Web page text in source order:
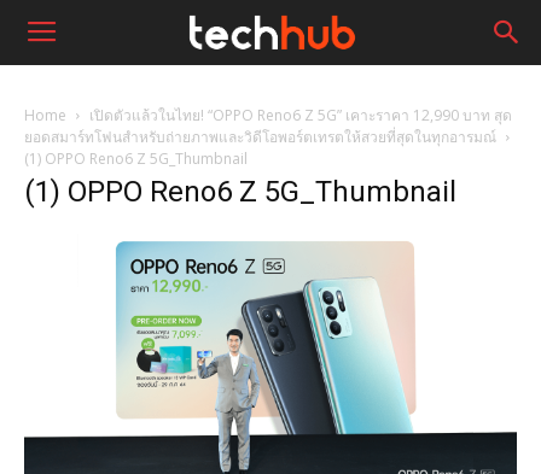
Home
เปิดตัวแล้วในไทย! “OPPO Reno6 Z 5G” เคาะราคา 12,990 บาท สุด
ยอดสมาร์ทโฟนสำหรับถ่ายภาพและวิดีโอพอร์ตเทรตให้สวยที่สุดในทุกอารมณ์
(1) OPPO Reno6 Z 5G_Thumbnail
(1) OPPO Reno6 Z 5G_Thumbnail